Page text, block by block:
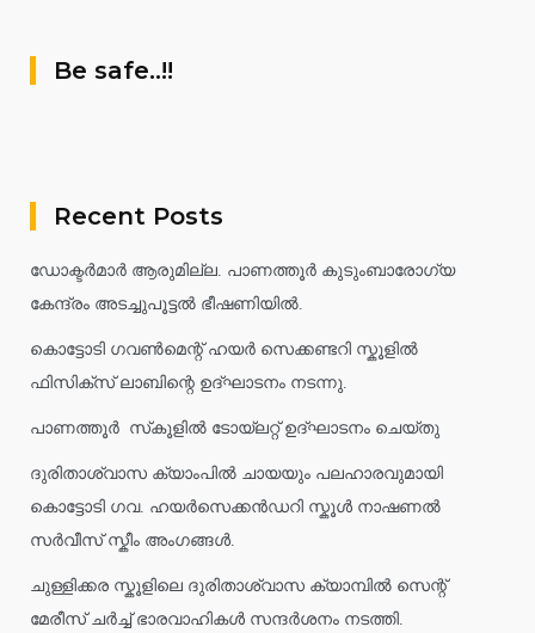
Be safe..!!
Recent Posts
ഡോക്ടർമാർ ആരുമില്ല. പാണത്തൂർ കുടുംബാരോഗ്യ
കേന്ദ്രം അടച്ചുപൂട്ടൽ ഭീഷണിയിൽ.
കൊട്ടോടി ഗവൺമെന്റ് ഹയർ സെക്കണ്ടറി സ്കൂളിൽ
ഫിസിക്സ് ലാബിന്റെ ഉദ്ഘാടനം നടന്നു.
പാണത്തൂർ സ്‌കൂളിൽ ടോയ്ലറ്റ് ഉദ്ഘാടനം ചെയ്തു
ദുരിതാശ്വാസ ക്യാംപിൽ ചായയും പലഹാരവുമായി
കൊട്ടോടി ഗവ. ഹയർസെക്കൻഡറി സ്കൂൾ നാഷണൽ
സർവീസ് സ്കീം അംഗങ്ങൾ.
ചുള്ളിക്കര സ്കൂളിലെ ദുരിതാശ്വാസ ക്യാമ്പിൽ സെന്റ്
മേരീസ് ചർച്ച് ഭാരവാഹികൾ സന്ദർശനം നടത്തി.